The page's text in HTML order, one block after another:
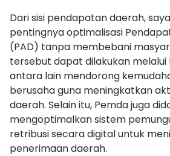
Dari sisi pendapatan daerah,
pentingnya optimalisasi
(PAD) tanpa membebani
tersebut dapat dilakukan
antara lain mendorong
berusaha guna meningkatkan
daerah. Selain itu, Pemda juga
mengoptimalkan sistem
retribusi secara digital untuk
penerimaan daerah.